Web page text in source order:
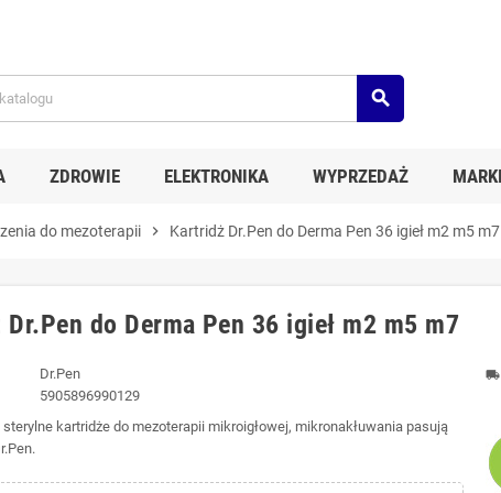
search
ZDROWIE ELEKTRONIKA WYPRZEDAŻ MARKI
do mezoterapii chevron_right Kartridż Dr.Pen do Derma Pen 36 igieł m2 m5 m7
do Derma Pen 36 igieł m2 m5 m7
Dr.Pen
5905896990129
kartridże do mezoterapii mikroigłowej, mikronakłuwania pasują
local_shipping